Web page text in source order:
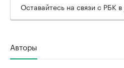
Оставайтесь на связи с РБК в
Авторы